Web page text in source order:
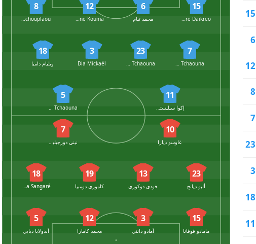
15
Wanre Daikreo
6
محمد ثيام
12
Lassine Kouma
8
Charles Tchouplaou
7
23
3
Dia Mickaël
18
ويليام دامبا
11
إكوا سيليستين
5
Franky Tchaouna
10
غاوسو ديارا
7
نيني دورجيليس
23
أليو ديانج
13
فودي دوكوري
19
كاموري دومبيا
18
Mustapha Sangaré
15
مامادو فوفانا
3
أمادو دانتي
12
محمد كامارا
5
أبدولايا ديابي
15
6
12
8
7
23
3
18
11